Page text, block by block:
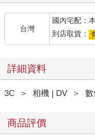
台灣
國內宅配：
到店取貨：
詳細資料
3C ＞ 相機 | DV ＞
商品評價